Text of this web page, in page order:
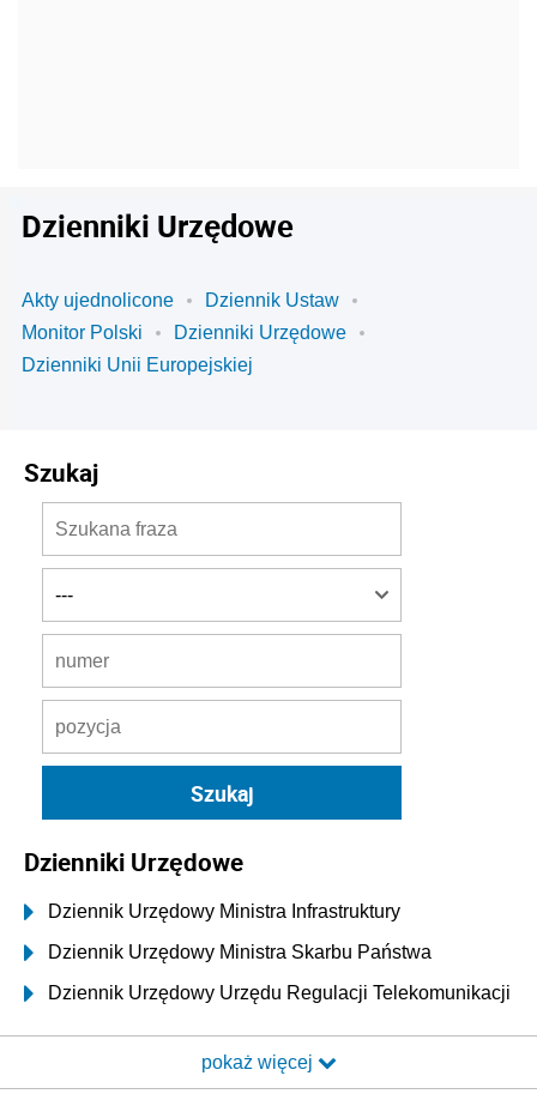
Dzienniki Urzędowe
Akty ujednolicone
Dziennik Ustaw
Monitor Polski
Dzienniki Urzędowe
Dzienniki Unii Europejskiej
Szukaj
Dzienniki Urzędowe
Dziennik Urzędowy Ministra Infrastruktury
Dziennik Urzędowy Ministra Skarbu Państwa
Dziennik Urzędowy Urzędu Regulacji Telekomunikacji
Dziennik Urzędowy Ministra Transportu i Budownictwa
pokaż więcej